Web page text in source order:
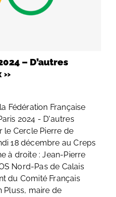
– D’autres
»
Fédération Française
2024 - D'autres
le Cercle Pierre de
18 décembre au Creps
à droite : Jean-Pierre
Nord-Pas de Calais
du Comité Français
Pluss, maire de